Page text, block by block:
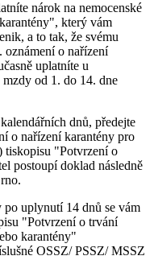
nárok na nemocenské
který vám
a to tak, že svému
oznámení o nařízení
uplatníte u
mzdy od 1. do 14. dne
dnů, předejte
o nařízení karantény pro
tiskopisu "Potvrzení o
postoupí doklad následně
po uplynutí 14 dnů se vám
"Potvrzení o trvání
karantény"
OSSZ/ PSSZ/ MSSZ